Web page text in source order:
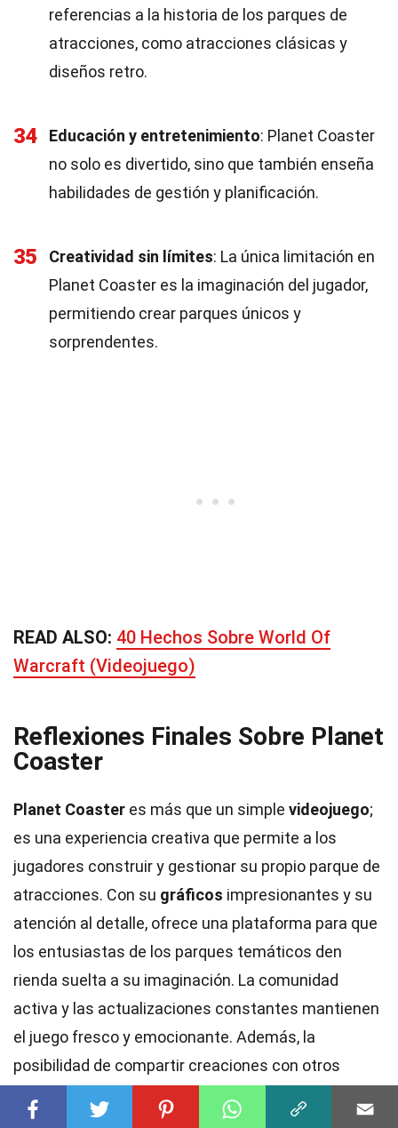
referencias a la historia de los parques de
atracciones, como atracciones clásicas y
diseños retro.
34 Educación y entretenimiento: Planet Coaster
no solo es divertido, sino que también enseña
habilidades de gestión y planificación.
35 Creatividad sin límites: La única limitación en
Planet Coaster es la imaginación del jugador,
permitiendo crear parques únicos y
sorprendentes.
READ ALSO: 40 Hechos Sobre World Of
Warcraft (Videojuego)
Reflexiones Finales Sobre Planet
Coaster
Planet Coaster es más que un simple videojuego;
es una experiencia creativa que permite a los
jugadores construir y gestionar su propio parque de
atracciones. Con su gráficos impresionantes y su
atención al detalle, ofrece una plataforma para que
los entusiastas de los parques temáticos den
rienda suelta a su imaginación. La comunidad
activa y las actualizaciones constantes mantienen
el juego fresco y emocionante. Además, la
posibilidad de compartir creaciones con otros
experiencia. Ya sea que te guste diseñar montañas